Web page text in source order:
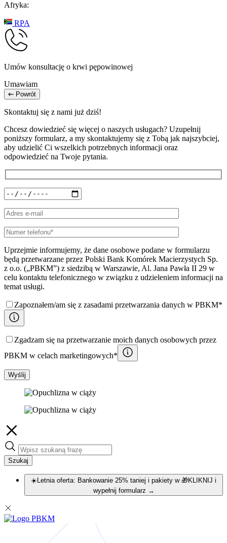
Afryka:
RPA
Umów konsultację o krwi pępowinowej
Umawiam
Powrót
Skontaktuj się z nami już dziś!
Chcesz dowiedzieć się więcej o naszych usługach? Uzupełnij
poniższy formularz, a my skontaktujemy się z Tobą jak najszybciej,
aby udzielić Ci wszelkich potrzebnych informacji oraz
odpowiedzieć na Twoje pytania.
Uprzejmie informujemy, że dane osobowe podane w formularzu
będą przetwarzane przez Polski Bank Komórek Macierzystych Sp.
z o.o. („PBKM”) z siedzibą w Warszawie, Al. Jana Pawła II 29 w
celu kontaktu telefonicznego w związku z udzieleniem informacji na
temat usługi.
Zapoznałem/am się z zasadami przetwarzania danych w PBKM*
Zgadzam się na przetwarzanie moich danych osobowych przez
PBKM w celach marketingowych*
Wyślij
Szukaj
☀️Letnia oferta: Bankowanie 25% taniej i pakiety w 🎁KLIKNIJ i
wypełnij formularz →